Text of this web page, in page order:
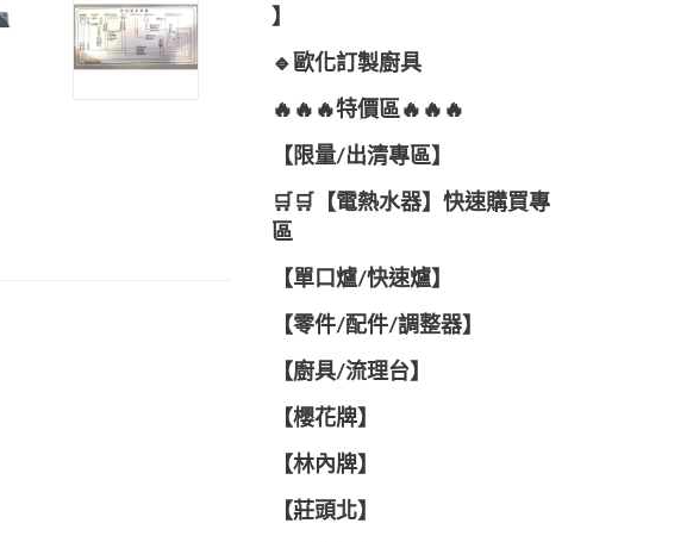
】
🔹歐化訂製廚具
🔥🔥🔥特價區🔥🔥🔥
【限量/出清專區】
🛒🛒【電熱水器】快速購買專
區
【單口爐/快速爐】
【零件/配件/調整器】
【廚具/流理台】
【櫻花牌】
【林內牌】
【莊頭北】